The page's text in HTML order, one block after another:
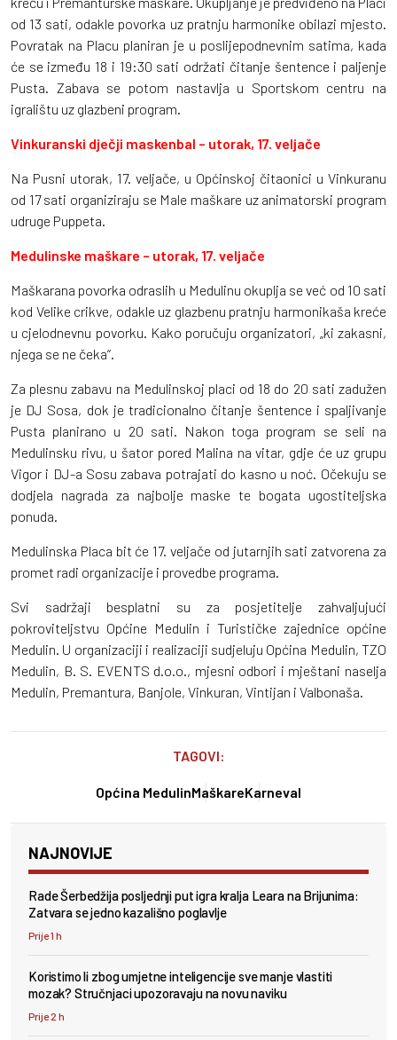
od 13 sati, odakle povorka uz pratnju harmonike obilazi mjesto.
Povratak na Placu planiran je u poslijepodnevnim satima, kada
će se između 18 i 19:30 sati održati čitanje šentence i paljenje
Pusta. Zabava se potom nastavlja u Sportskom centru na
igralištu uz glazbeni program.
Vinkuranski dječji maskenbal – utorak, 17. veljače
Na Pusni utorak, 17. veljače, u Općinskoj čitaonici u Vinkuranu
od 17 sati organiziraju se Male maškare uz animatorski program
udruge Puppeta.
Medulinske maškare – utorak, 17. veljače
Maškarana povorka odraslih u Medulinu okuplja se već od 10 sati
kod Velike crikve, odakle uz glazbenu pratnju harmonikaša kreće
u cjelodnevnu povorku. Kako poručuju organizatori, „ki zakasni,
njega se ne čeka“.
Za plesnu zabavu na Medulinskoj placi od 18 do 20 sati zadužen
je DJ Sosa, dok je tradicionalno čitanje šentence i spaljivanje
Pusta planirano u 20 sati. Nakon toga program se seli na
Medulinsku rivu, u šator pored Malina na vitar, gdje će uz grupu
Vigor i DJ-a Sosu zabava potrajati do kasno u noć. Očekuju se
dodjela nagrada za najbolje maske te bogata ugostiteljska
ponuda.
Medulinska Placa bit će 17. veljače od jutarnjih sati zatvorena za
promet radi organizacije i provedbe programa.
Svi sadržaji besplatni su za posjetitelje zahvaljujući
pokroviteljstvu Općine Medulin i Turističke zajednice općine
Medulin. U organizaciji i realizaciji sudjeluju Općina Medulin, TZO
Medulin, B. S. EVENTS d.o.o., mjesni odbori i mještani naselja
Medulin, Premantura, Banjole, Vinkuran, Vintijan i Valbonaša.
TAGOVI:
Općina MedulinMaškareKarneval
NAJNOVIJE
Rade Šerbedžija posljednji put igra kralja Leara na Brijunima:
Zatvara se jedno kazališno poglavlje
Prije 1 h
Koristimo li zbog umjetne inteligencije sve manje vlastiti
mozak? Stručnjaci upozoravaju na novu naviku
Prije 2 h